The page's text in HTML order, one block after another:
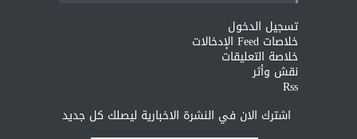
تسجيل الدخول
خلاصات Feed الإدخالات
خلاصة التعليقات
نقش وأثر
Rss
اشترك الان في النشرة الاخبارية ليصلك كل جديد